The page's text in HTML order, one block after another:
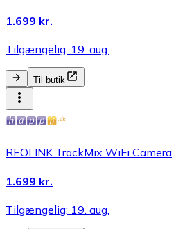
1.699 kr.
Tilgængelig: 19. aug.
Til butik
REOLINK TrackMix WiFi Camera
1.699 kr.
Tilgængelig: 19. aug.